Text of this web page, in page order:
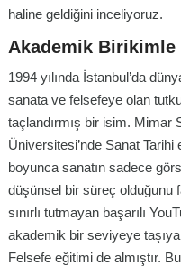
haline geldiğini inceliyoruz.
Akademik
1994 yılında İstanbul’da
sanata ve felsefeye olan
taçlandırmış bir isim. Mimar
Üniversitesi’nde Sanat
boyunca sanatın sadece
düşünsel bir süreç olduğunu
sınırlı tutmayan başarılı
akademik bir seviyeye
Felsefe eğitimi de almıştır.